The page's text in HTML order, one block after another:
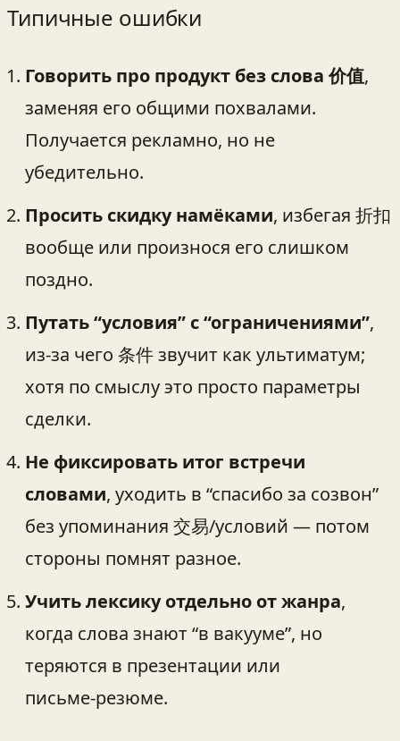
Типичные ошибки
Говорить про продукт без слова 价值,
заменяя его общими похвалами.
Получается рекламно, но не
убедительно.
Просить скидку намёками, избегая 折扣
вообще или произнося его слишком
поздно.
Путать “условия” с “ограничениями”,
из-за чего 条件 звучит как ультиматум;
хотя по смыслу это просто параметры
сделки.
Не фиксировать итог встречи
словами, уходить в “спасибо за созвон”
без упоминания 交易/условий — потом
стороны помнят разное.
Учить лексику отдельно от жанра,
когда слова знают “в вакууме”, но
теряются в презентации или
письме‑резюме.